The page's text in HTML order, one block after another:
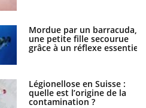
Mordue par un barracuda,
une petite fille secourue
grâce à un réflexe essentiel
Légionellose en Suisse :
quelle est l’origine de la
contamination ?